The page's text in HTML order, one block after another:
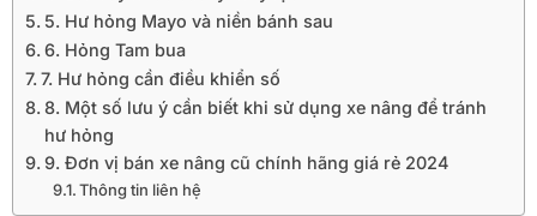
5. Hư hỏng Mayo và niền bánh sau
6. Hỏng Tam bua
7. Hư hỏng cần điều khiển số
8. Một số lưu ý cần biết khi sử dụng xe nâng để tránh
hư hỏng
9. Đơn vị bán xe nâng cũ chính hãng giá rẻ 2024
Thông tin liên hệ